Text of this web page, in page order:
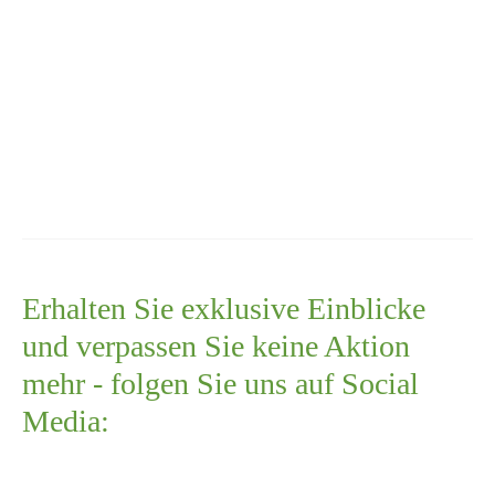
Erhalten Sie exklusive Einblicke
und verpassen Sie keine Aktion
mehr - folgen Sie uns auf Social
Media: